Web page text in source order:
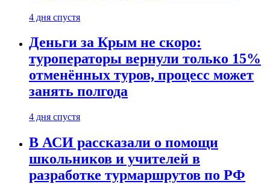
4 дня спустя
Деньги за Крым не скоро:
туроператоры вернули только 15%
отменённых туров, процесс может
занять полгода
4 дня спустя
В АСИ рассказали о помощи
школьников и учителей в
разработке турмаршрутов по РФ